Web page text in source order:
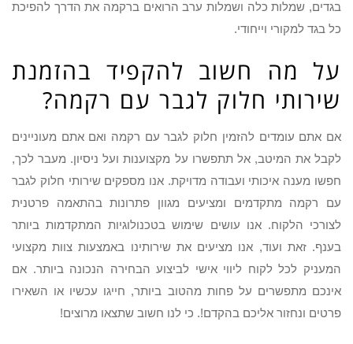
בגדים, שמלות כלה ושמלות ערב הרואים ברקמה את הדרך להפיכת
כל בגד למקורי וייחודי.
על מה חשוב להקפיד בהזמנת
שירותי חלוק לגבר עם רקמה?
אם אתם עומדים להזמין חלוק לגבר עם רקמה ואם אתם מעוניינים
לקבל את המיטב, אל תתפשרו על מקצוענות ועל ניסיון. מעבר לכך,
חפשו מענה איכותי ועבודה מדויקת. אנו מספקים שירותי חלוק לגבר
עם רקמה מתקדמים ומציעים מגוון פתרונות בהתאמה פרטנית
לצורכי הלקוח. אנו עושים שימוש בטכנולוגיות המתקדמות ביותר
בענף. זאת ועוד, אנו מציעים את שירותינו באמצעות צוות מקצועי
המעניק לכל לקוח ליווי אישי לביצוע הבחירה הנכונה ביותר. אם
אינכם מתפשרים על פחות מהטוב ביותר, חייגו עכשיו או השאירו
פרטים ונחזור אליכם בהקדם!. כי לנו חשוב שתצאו מרוצים!